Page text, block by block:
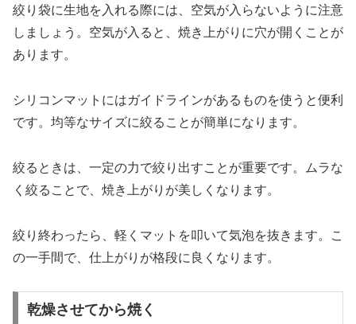
絞り袋に生地を入れる際には、空気が入らないように注意
しましょう。空気が入ると、焼き上がりに穴が開くことが
あります。
シリコンマットにはガイドラインがあるものを使うと便利
です。均等なサイズに絞ることが簡単になります。
絞るときは、一定の力で絞り出すことが重要です。ムラな
く絞ることで、焼き上がりが美しくなります。
絞り終わったら、軽くマットを叩いて気泡を抜きます。こ
の一手間で、仕上がりが格段に良くなります。
乾燥させてから焼く